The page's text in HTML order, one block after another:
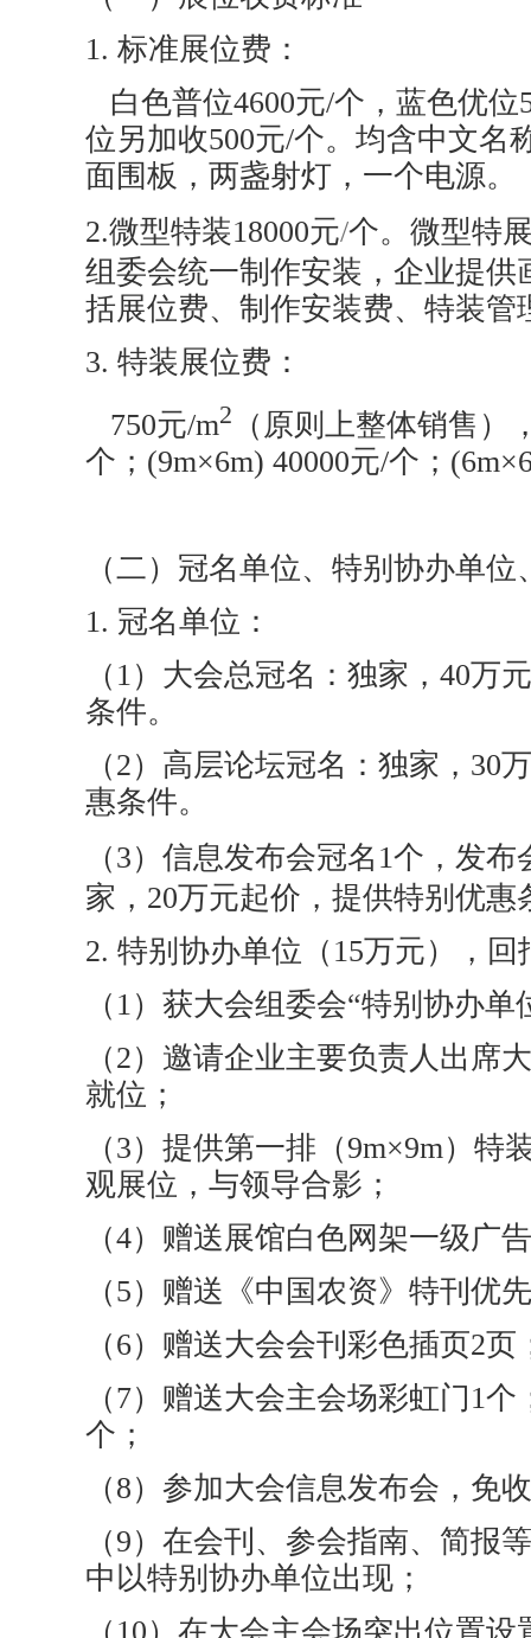
1. 标准展位费：
白色普位4600元/个，蓝色优位
位另加收500元/个。均含中文名
面围板，两盏射灯，一个电源。
2.微型特装18000元/个。微型特
组委会统一制作安装，企业提供
括展位费、制作安装费、特装管
3. 特装展位费：
750元/m2
（原则上整体销售）
个；(9m×6m) 40000元/个；
（二）冠名单位、特别协办单
1. 冠名单位：
（1）大会总冠名：独家，40万
条件。
（2）高层论坛冠名：独家，30
惠条件。
（3）信息发布会冠名1个，发
家，20万元起价，提供特别优惠
2. 特别协办单位（15万元），回
（1）获大会组委会“特别协办单
（2）邀请企业主要负责人出席
就位；
（3）提供第一排（9m×9m）特
观展位，与领导合影；
（4）赠送展馆白色网架一级广
（5）赠送《中国农资》特刊优
（6）赠送大会会刊彩色插页2页
（7）赠送大会主会场彩虹门1
个；
（8）参加大会信息发布会，免
（9）在会刊、参会指南、简报
中以特别协办单位出现；
（10）在大会主会场突出位置